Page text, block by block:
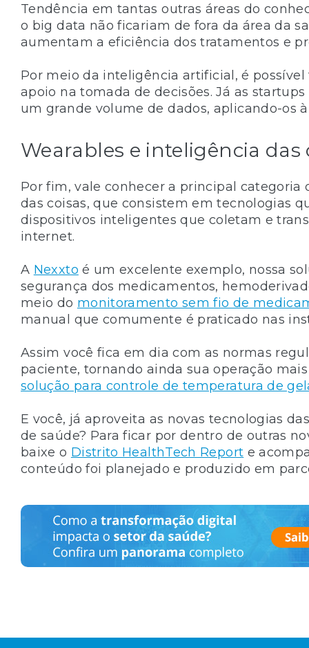
Tendência em tantas outras áreas do
o big data não ficariam de fora da área da
aumentam a eficiência dos tratamentos e
Por meio da inteligência artificial, é
apoio na tomada de decisões. Já as
um grande volume de dados, aplicando-os
Wearables e inteligência das
Por fim, vale conhecer a principal
das coisas, que consistem em tecnologias
dispositivos inteligentes que coletam e
internet.
A Nexxto é um excelente exemplo, nossa
segurança dos medicamentos,
meio do monitoramento sem fio de
manual que comumente é praticado nas
Assim você fica em dia com as normas
paciente, tornando ainda sua operação
solução para controle de temperatura de
E você, já aproveita as novas tecnologias
de saúde? Para ficar por dentro de outras
baixe o Distrito HealthTech Report e
conteúdo foi planejado e produzido em